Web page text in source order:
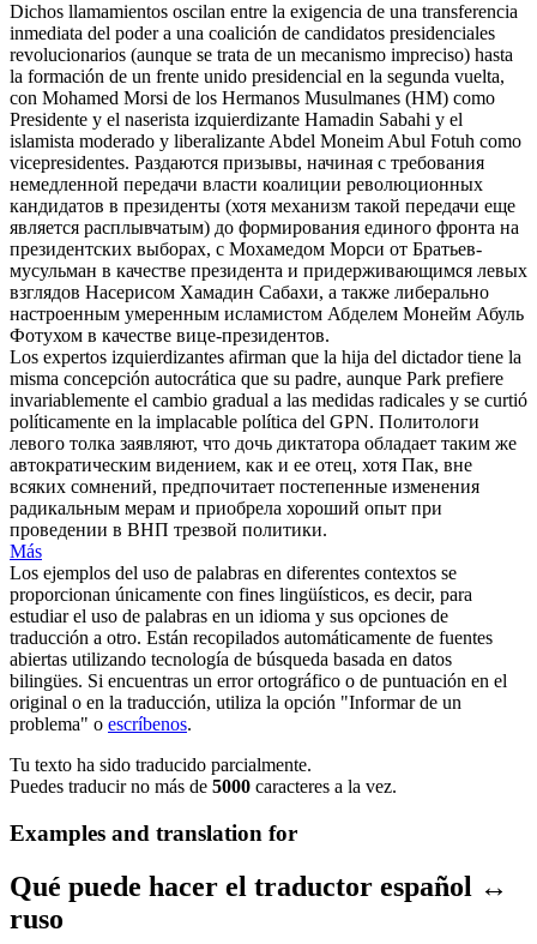
Dichos llamamientos oscilan entre la exigencia de una transferencia
inmediata del poder a una coalición de candidatos presidenciales
revolucionarios (aunque se trata de un mecanismo impreciso) hasta
la formación de un frente unido presidencial en la segunda vuelta,
con Mohamed Morsi de los Hermanos Musulmanes (HM) como
Presidente y el naserista izquierdizante Hamadin Sabahi y el
islamista moderado y liberalizante Abdel Moneim Abul Fotuh como
vicepresidentes. Раздаются призывы, начиная с требования
немедленной передачи власти коалиции революционных
кандидатов в президенты (хотя механизм такой передачи еще
является расплывчатым) до формирования единого фронта на
президентских выборах, с Мохамедом Морси от Братьев-
мусульман в качестве президента и придерживающимся левых
взглядов Насерисом Хамадин Сабахи, а также либерально
настроенным умеренным исламистом Абделем Монейм Абуль
Фотухом в качестве вице-президентов.
Los expertos izquierdizantes afirman que la hija del dictador tiene la
misma concepción autocrática que su padre, aunque Park prefiere
invariablemente el cambio gradual a las medidas radicales y se curtió
políticamente en la implacable política del GPN. Политологи
левого толка заявляют, что дочь диктатора обладает таким же
автократическим видением, как и ее отец, хотя Пак, вне
всяких сомнений, предпочитает постепенные изменения
радикальным мерам и приобрела хороший опыт при
проведении в ВНП трезвой политики.
Más
Los ejemplos del uso de palabras en diferentes contextos se
proporcionan únicamente con fines lingüísticos, es decir, para
estudiar el uso de palabras en un idioma y sus opciones de
traducción a otro. Están recopilados automáticamente de fuentes
abiertas utilizando tecnología de búsqueda basada en datos
bilingües. Si encuentras un error ortográfico o de puntuación en el
original o en la traducción, utiliza la opción "Informar de un
problema" o escríbenos.
Tu texto ha sido traducido parcialmente.
Puedes traducir no más de 5000 caracteres a la vez.
Examples and translation for
Qué puede hacer el traductor español ↔
ruso